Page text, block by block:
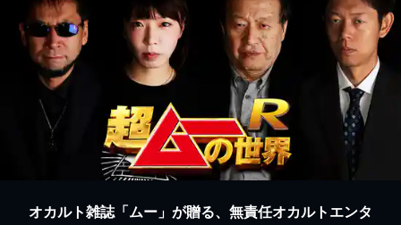
オカルト雑誌「ムー」が贈る、無責任オカルトエンタ